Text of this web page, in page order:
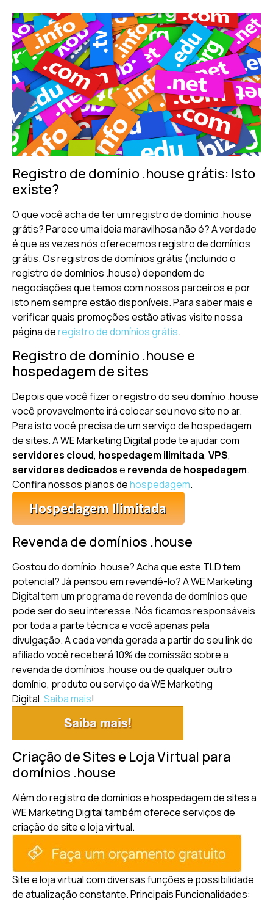
Registro de domínio .house grátis: Isto
existe?
O que você acha de ter um registro de domínio .house
grátis? Parece uma ideia maravilhosa não é? A verdade
é que as vezes nós oferecemos registro de domínios
grátis. Os registros de domínios grátis (incluindo o
registro de domínios .house) dependem de
negociações que temos com nossos parceiros e por
isto nem sempre estão disponíveis. Para saber mais e
verificar quais promoções estão ativas visite nossa
página deregistro de domínios grátis.
Registro de domínio .house e
hospedagem de sites
Depois que você fizer o registro do seu domínio .house
você provavelmente irá colocar seu novo site no ar.
Para isto você precisa de um serviço de hospedagem
de sites. A WE Marketing Digital pode te ajudar com
servidores cloud, hospedagem ilimitada, VPS,
servidores dedicadose revenda de hospedagem.
Confira nossos planos dehospedagem.
Revenda de domínios .house
Gostou do domínio .house? Acha que este TLD tem
potencial? Já pensou em revendê-lo? A WE Marketing
Digital tem um programa de revenda de domínios que
pode ser do seu interesse. Nós ficamos responsáveis
por toda a parte técnica e você apenas pela
divulgação. A cada venda gerada a partir do seu link de
afiliado você receberá 10% de comissão sobre a
revenda de domínios .house ou de qualquer outro
domínio, produto ou serviço da WE Marketing
Digital.Saiba mais!
Criação de Sites e Loja Virtual para
domínios .house
Além do registro de domínios e hospedagem de sites a
WE Marketing Digital também oferece serviços de
criação de site e loja virtual.
Site e loja virtual com diversas funções e possibilidade
de atualização constante.Principais Funcionalidades: